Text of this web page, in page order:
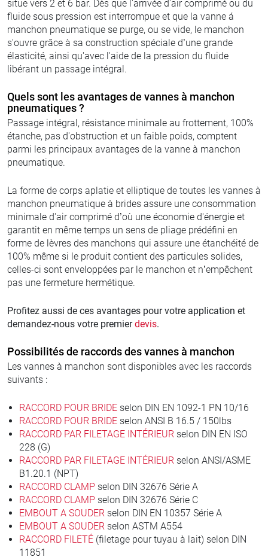
situe vers 2 et 6 bar. Dès que l'arrivée d'air comprimé ou du
fluide sous pression est interrompue et que la vanne á
manchon pneumatique se purge, ou se vide, le manchon
s'ouvre grâce à sa construction spéciale d’une grande
élasticité, ainsi qu'avec l'aide de la pression du fluide
libérant un passage intégral.
Quels sont les avantages de vannes à manchon
pneumatiques ?
Passage intégral, résistance minimale au frottement, 100%
étanche, pas d'obstruction et un faible poids, comptent
parmi les principaux avantages de la vanne à manchon
pneumatique.
La forme de corps aplatie et elliptique de toutes les vannes à
manchon pneumatique à brides assure une consommation
minimale d'air comprimé d’où une économie d'énergie et
garantit en même temps un sens de pliage prédéfini en
forme de lèvres des manchons qui assure une étanchéité de
100% même si le produit contient des particules solides,
celles-ci sont enveloppées par le manchon et n’empêchent
pas une fermeture hermétique.
Profitez aussi de ces avantages pour votre application et
demandez-nous votre premierdevis.
Possibilités de raccords des vannes à manchon
Les vannes à manchon sont disponibles avec les raccords
suivants :
RACCORD POUR BRIDE selon DIN EN 1092-1 PN 10/16
RACCORD POUR BRIDE selon ANSI B 16.5 / 150lbs
RACCORD PAR FILETAGE INTÉRIEUR selon DIN EN ISO
228 (G)
RACCORD PAR FILETAGE INTÉRIEUR selon ANSI/ASME
B1.20.1 (NPT)
RACCORD CLAMP selon DIN 32676 Série A
RACCORD CLAMP selon DIN 32676 Série C
EMBOUT A SOUDER selon DIN EN 10357 Série A
EMBOUT A SOUDER selon ASTM A554
RACCORD FILETÉ (filetage pour tuyau à lait) selon DIN
11851